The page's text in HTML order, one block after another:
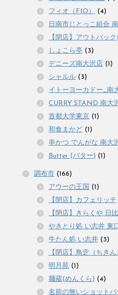
フィオ（FIO）
(4)
日南市じとっこ組合
【閉店】アウトバッ
しょこら亭 (3)
デニーズ南大沢店 (1)
シャルル (3)
イトーヨーカドー_南
CURRY STAND 南大
首都大学東京 (1)
和食まかど (1)
串かつ でんがな 南大
Butter (バター) (1)
調布市 (166)
アウーの王国 (1)
【閉店】カフェリッチ
【閉店】きらくや 日
やきとり処 い志井 東
牛たん処 い志井 (3)
【閉店】鳥赱（ちき
明月苑 (1)
麺蔵(めんくら) (4)
名前の無いショット